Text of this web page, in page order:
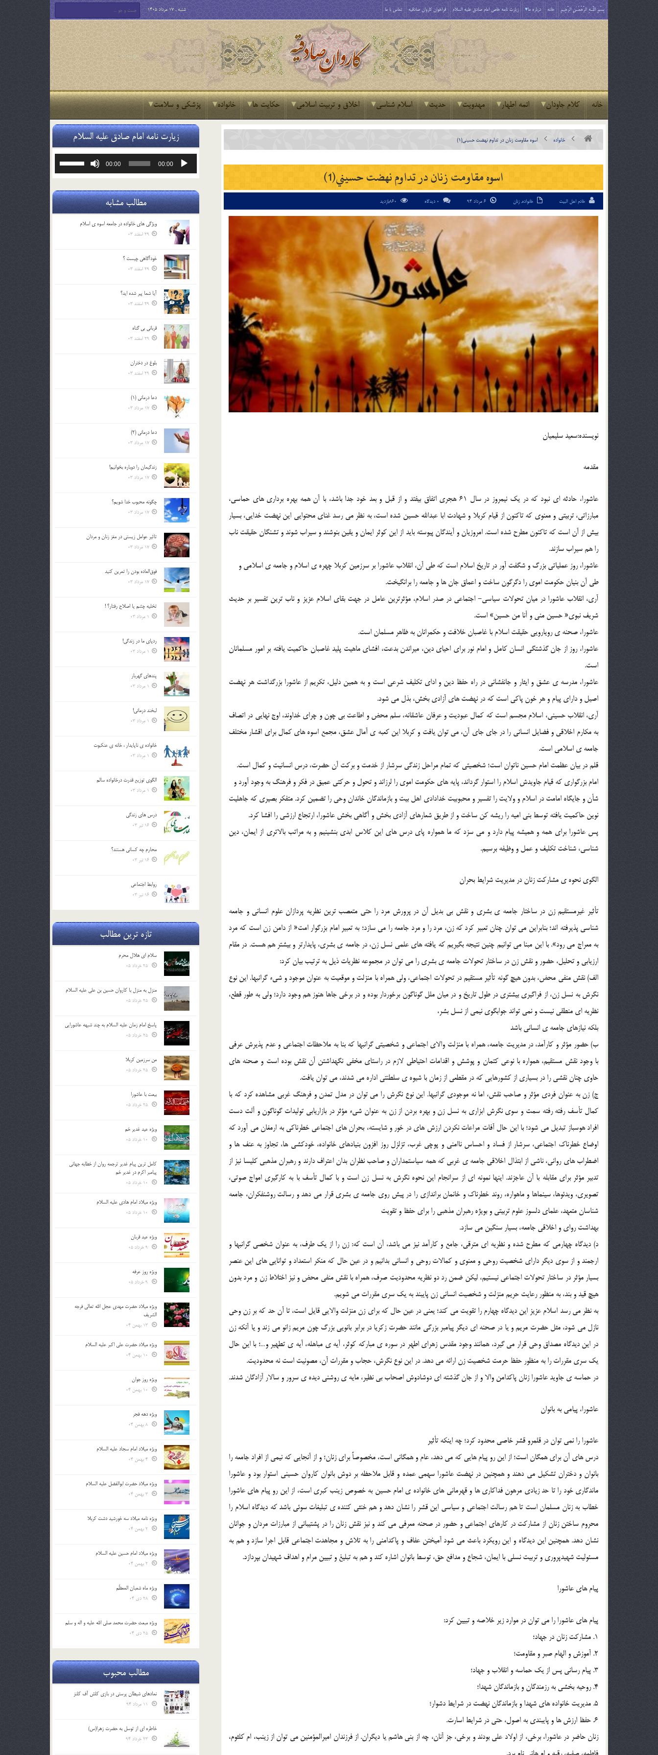
بِسْمِ اللَّـهِ الرَّحْمَـٰنِ الرَّحِيمِ خانه درباره ما زیارت نامه خاص امام صادق علیه السلام فراخوان کاروان صادقیه تماس با ما شنبه , 17 مرداد 1405
خانه کلام جاودان ائمه اطهار مهدویت حدیث اسلام شناسی اخلاق و تربیت اسلامی حکایت ها خانواده پزشکی و سلامت
خانواده اسوه مقاومت زنان در تداوم نهضت حسيني(1)
اسوه مقاومت زنان در تداوم نهضت حسيني(1)
خادم اهل البیت خانواده,زنان 0 دیدگاه
نويسنده:سعيد سليميان
مقدمه
عاشورا، حادثه اي نبود که در يک نيمروز در سال 61 هجري اتفاق بيفتد و از قبل و بعد خود جدا باشد، با آن همه بهره برداري هاي حماسي،
مبارزاتي، تربيتي و معنوي که تاکنون از قيام کربلا و شهادت ابا عبدالله حسين شده است، به نظر مي رسد غناي محتوايي اين نهضت خدايي، بسيار
بيش از آن است که تاکنون مطرح شده است. امروزيان و آيندگان پيوسته بايد از اين کوثر ايمان و يقين بنوشند و سيراب شوند و تشنگان حقيقت ناب
را هم سيراب سازند.
عاشورا، روز عملياتي بزرگ و شگفت آور در تاريخ اسلام است که طي آن، انقلاب عاشورا بر سرزمين کربلا چهره ي اسلام و جامعه ي اسلامي و
طي آن بنيان حکومت اموي را دگرگون ساخت و اعماق جان ها و جامعه را برانگيخت.
آري، انقلاب عاشورا در ميان تحولات سياسي- اجتماعي در صدر اسلام، مؤثرترين عامل در جهت بقاي اسلام عزيز و ناب ترين تفسير بر حديث
شريف نبوي« حسين مني و أنا من حسين» است.
عاشورا، صحنه ي رويارويي حقيقت اسلام با غاصبان خلافت و حکمرانان به ظاهر مسلمان است.
عاشورا، روز از جان گذشتگي انسان کامل و امام نور براي احياي دين، ميراندن بدعت، افشاي ماهيت پليد غاصبان حاکميت يافته بر امور مسلمانان
است.
عاشورا، مدرسه ي عشق و ايثار و جانفشاني در راه حفظ دين و اداي تکليف شرعي است و به همين دليل، تکريم از عاشورا بزرگداشت هر نهضت
اصيل و داراي پيام و هر خون پاکي است که در نهضت هاي آزادي بخش، بذل مي شود.
آري، انقلاب حسيني، اسلام مجسم است که کمال عبوديت و عرفان عاشقانه، سلم محض و اطاعت بي چون و چراي خداوند، اوج نهايي در اتصاف
به مکارم اخلاقي و فضايل انساني را در جاي جاي آن، مي توان يافت و کربلا اين کعبه ي آمال عشق، مجمع اسوه هاي کمال براي اقشار مختلف
جامعه ي اسلامي است.
قلم در بيان عظمت امام حسين ناتوان است؛ شخصيتي که تمام مراحل زندگي سرشار از خدمت و برکت آن حضرت، درس انسانيت و کمال است.
امام بزرگواري که قيام جاويدش اسلام را استوار گرداند، پايه هاي حکومت اموي را لرزاند و تحول و حرکتي عميق در فکر و فرهنگ به وجود آورد و
شأن و جايگاه امامت در اسلام و ولايت را تفسير و محبوبيت خدادادي اهل بيت و بازماندگان خاندان وحي را تضمين کرد. متفکر بصيري که جاهليت
نوين حاکميت يافته توسط بني اميه را ريشه کن ساخت و از طريق شعارهاي آزادي بخش و آگاهي بخش عاشورا، ارتجاع ارزشي را افشا کرد.
پس عاشورا براي همه و هميشه پيام دارد و مي سزد که ما همواره پاي درس هاي اين کلاس ابدي بنشينيم و به مراتب بالاتري از ايمان، دين
شناسي، شناخت تکليف و عمل و وظيفه برسيم.
الگوي نحوه ي مشارکت زنان در مديريت شرايط بحران
تأثير غيرمستقيم زن در ساختار جامعه ي بشري و نقش بي بديل آن در پرورش مرد را حتي متعصب ترين نظريه پردازان علوم انساني و جامعه
شناسي پذيرفته اند؛ بنابراين مي توان چنان تعبير کرد که زن، مرد را و مرد جامعه را مي سازد؛ به تعبير امام بزرگوار امت« از دامن زن است که مرد
به معراج مي رود». با اين مبنا مي توانيم چنين نتيجه بگيريم که يافته هاي علمي نسل زن، در جامعه ي بشري، پايدارتر و بيشتر هم هست. در مقام
ارزيابي و تحليل، حضور و نقش زن در ساختار تحولات جامعه ي بشري را مي توان در مجموعه نظريات ذيل به ترتيب بيان کرد:
الف) نقش منفي محض، بدون هيچ گونه تأثير مستقيم در تحولات اجتماعي، ولي همراه با منزلت و موقعيت به عنوان موجود و شيء گرانبها. اين نوع
نگرش به نسل زن، از فراگيري بيشتري در طول تاريخ و در ميان ملل گوناگون برخوردار بوده و در برخي جاها هنوز هم وجود دارد؛ ولي به طور قطع،
نظريه اي منطقي نيست و نمي تواند جوابگوي نيمي از نسل بشر،
بلکه نيازهاي جامعه ي انساني باشد
ب) حضور مؤثر و کارآمد، در مديريت جامعه، همراه با منزلت والاي اجتماعي و شخصيتي گرانبها که بنا به ملاحظات اجتماعي و عدم پذيرش عرفي
با وجود نقش مستقيم، همواره با نوعي کتمان و پوشش و اقدامات احتياطي لازم در راستاي مخفي نگهداشتن آن نقش بوده است و صحنه هاي
حاوي چنان نقشي را در بسياري از کشورهايي که در مقطعي از زمان با شيوه ي سلطنتي اداره مي شدند، مي توان يافت.
ج) زن به عنوان فردي مؤثر و صاحب نقش، اما نه موجودي گرانبها. اين نوع نگرش را مي توان در مدل تمدن و فرهنگ غربي مشاهده کرد که با
کمال تأسف رفته رفته سمت و سوي نگرش ابزاري به نسل زن و بهره بردن از زن به عنوان شيء مؤثر در بازاريابي توليدات گوناگون و آلت دست
افراد هوسباز تبديل مي شود؛ با اين حال آفات مراعات نکردن ارزش هاي در خور و شايسته، بحران هاي اجتماعي خطرناکي به ارمغان مي آورد که
اوضاع خطرناک اجتماعي، سرشار از فساد و احساس ناامني و پوچي غرب، تزلزل روز افزون بنيادهاي خانواده، خودکشي ها، تجاوز به عنف ها و
اضطراب هاي رواني، ناشي از ابتذال اخلاقي جامعه ي غربي که همه سياستمداران و صاحب نظران بدان اعتراف دارند و رهبران مذهبي کليسا نيز از
تدبير مؤثر براي مقابله با آن عاجزند. اينها نمونه اي از سرانجام اين نحوه نگرش به نسل زن است و با کمال تأسف با به کارگيري امواج صوتي،
تصويري، ويدئوها، سينماها و ماهواره، روند خطرناک و خانمان براندازي را در پيش روي جامعه ي بشري قرار مي دهد و رسالت روشنفکران، جامعه
شناسان متعهد، علماي دلسوز علوم تربيتي و بويژه رهبران مذهبي را براي حفظ و تقويت
بهداشت رواي و اخلاقي جامعه، بسيار سنگين مي سازد.
د) ديدگاه چهارمي که مطرح شده و نظريه اي مترقي، جامع و کارآمد نيز مي باشد، آن است که: زن را از يک طرف، به عنوان شخصي گرانبها و
ارجمند و از سوي ديگر داراي شخصيت روحي و معنوي و کمالات روحي و انساني بدانيم و در عين حال که منکر استعداد و توانايي هاي اين عنصر
بسيار مؤثر در ساختار تحولات اجتماعي نيستيم، ليکن ضمن رد دو نظريه محدوديت صرف، همراه با نقش منفي محض و نيز اختلاط زن و مرد بدون
هيچ قيد و بند، به منظور رعايت حريم منزلت و شخصيت انساني زن پايبند به يک سري مقررات مي شويم.
به نظر مي رسد اسلام عزيز اين ديدگاه چهارم را تقويت مي کند؛ يعني در عين حال که براي زن منزلت والايي قايل است، تا آن حد که بر زن وحي
نازل مي شود، مثل حضرت مريم و يا در صحنه اي ديگر پيامبر بزرگي مانند حضرت زکريا در برابر بانويي بزرگ چون مريم زانو مي زند و يا آنکه زن
در اين ديدگاه مصداق وحي قرار مي گيرد، همانند وجود مقدس زهراي اطهر در سوره ي مبارکه کوثر، آيه ي مباهله، آيه ي تطهير و…؛ با اين حال
يک سري مقررات را به منظور حفظ حرمت شخصيت زن ارائه مي دهد. در اين نوع نگرش، حجاب و مقررات آن، مصونيت است نه محدوديت.
در حماسه ي جاويد عاشورا زنان پاکدامن والا و از جان گذشته اي دوشادوش اصحاب بي نظير، مايه ي روشني ديده ي سرور و سالار آزادگان شدند.
عاشورا، پيامي به بانوان
عاشورا را نمي توان در قلمرو قشر خاصي محدود کرد؛ چه اينکه تأثير
درس هاي آن براي همگان است؛ از اين رو پيام هايي که مي دهد، عام و همگاني است، مخصوصاً براي زنان؛ و از آنجايي که نيمي از افراد جامعه را
بانوان و دختران تشکيل مي دهند و همچنين در نهضت عاشورا سهمي عمده و قابل ملاحظه بر دوش بانوان کاروان حسيني استوار بود و عاشورا
ماندگاري خود را تا حد زيادي مرهون فداکاري ها و قهرماني هاي خانواده ي امام حسين به خصوص زينب کبري است، از اين رو پيام هاي عاشورا
خطاب به زنان مسلمان است تا هم رسالت اجتماعي و سياسي اين قشر را نشان دهد و هم خنثي کننده ي تبليغات سوئي باشد که ديدگاه اسلام را
محروم ساختن زنان از مشارکت در کارهاي اجتماعي و حضور در صحنه معرفي مي کند و نيز نقش زنان را در پشتيباني از مبارزات مردان و جوانان
نشان دهد. همچنين اين ديدگاه و اين رويکرد باعث مي شود آميختن عفاف و پاکدامني را به تلاش و مجاهدت اجتماعي قابل اجرا سازد و هم به
مسئوليت شهيدپروري و تربيت نسلي با ايمان، شجاع و مدافع حق، توسط بانوان اشاره کند و هم به تبليغ و تبيين مرام و اهداف شهيدان بپردازد.
پيام هاي عاشورا
پيام هاي عاشورا را مي توان در موارد زير خلاصه و تبيين کرد:
1. مشارکت زنان در جهاد؛
2. آموزش و الهام صبر و مقاومت؛
3. پيام رساني پس از يک حماسه و انقلاب و جهاد؛
4. روحيه بخشي به رزمندگان و بازماندگان شهدا؛
5. مديريت خانواده هاي شهدا و بازماندگان نهضت در شرايط دشوار؛
6. حفظ ارزش ها و پايبندي به اصول، حتي در شرايط اسارت.
زنان حاضر در عاشورا، برخي، از اولاد علي بودند و برخي، جز آنان، چه از بني هاشم يا ديگران. از فرزندان اميرالمؤمنين مي توان از زينب، ام کلثوم،
زیارت نامه امام صادق علیه السلام
پخش‌کننده
00:00
00:00
یا
صدا
کلیدهای
مطالب مشابه
ويژگي هاي خانواده در جامعه اسوه ي اسلام
29 اسفند 03
خودآگاهى چيست ؟
29 اسفند 03
آیا شما پیر شده اید؟
29 اسفند 03
قرباني بي گناه
29 اسفند 03
بلوغ در دختران
29 اسفند 03
دعا درمانی (1)
17 مرداد 03
دعا درمانی (2)
17 مرداد 03
زندگيمان را دوباره بخوانيم!
17 مرداد 03
چگونه محبوب خدا شويم؟
17 مرداد 03
تاثیر عوامل زيستي در مغز زنان و مردان
17 مرداد 03
فوق‌العاده بودن را تمرين كنيد
17 مرداد 03
تخليه چشم يا اصلاح رفتار؟ !
1 مرداد 03
ردپاى ما در زندگى!
1 مرداد 03
پندهاي گهربار
1 مرداد 03
لبخند درمانى!
1 مرداد 03
خانواده ي ناپايدار ، خانه ي عنکبوت
1 مرداد 03
الگوي توزيع قدرت درخانواده سالم
1 مرداد 03
درس هاي زندگي
16 تیر 03
محارم چه کساني هستند؟
16 تیر 03
روابط اجتماعي
16 تیر 03
تازه ترین مطالب
سلام ای هلال محرم
منزل به منزل با کاروان حسین بن علی علیه السلام
پاسخ امام زمان علیه السلام به چند شبهه عاشورایی
من سرزمین کربلا
بیعت با عاشورا
ویژه عید غدیر خم
کامل ترین پیام غدیر ترجمه روان از خطابه جهانی
پیامبر اکرم در غدیر خم
ویژه میلاد امام هادی علیه السلام
ویژه عید قربان
ویژه روز عرفه
ویژه میلاد حضرت مهدی عجل الله تعالی فرجه
الشريف
ویژه میلاد حضرت علی اکبر علیه السلام
ویژه روز جوان
ویژه دهه فجر
ویژه میلاد امام سجاد علیه السلام
ویژه میلاد حضرت ابوالفضل علیه السلام
ویژه نامه میلاد سه خورشید دشت کربلا
ویژه میلاد امام حسین علیه السلام
ویژه ماه شعبان المعظّم
ویژه مبعث حضرت محمد صلی الله علیه و اله و سلم
مطالب محبوب
نمادهای شیطان پرستی در بازی کلش آف کلنز
خاطره ای از توسل به حضرت زهرا(س)